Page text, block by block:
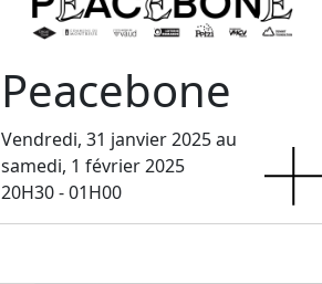
Peacebone
Vendredi, 31 janvier 2025 au
samedi, 1 février 2025
20H30 - 01H00